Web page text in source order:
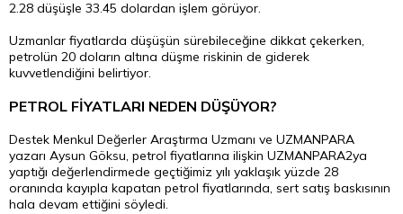
2.28 düşüşle 33.45 dolardan işlem görüyor.
Uzmanlar fiyatlarda düşüşün sürebileceğine dikkat çekerken,
petrolün 20 doların altına düşme riskinin de giderek
kuvvetlendiğini belirtiyor.
PETROL FİYATLARI NEDEN DÜŞÜYOR?
Destek Menkul Değerler Araştırma Uzmanı ve UZMANPARA
yazarı Aysun Göksu, petrol fiyatlarına ilişkin UZMANPARA2ya
yaptığı değerlendirmede geçtiğimiz yılı yaklaşık yüzde 28
oranında kayıpla kapatan petrol fiyatlarında, sert satış baskısının
hala devam ettiğini söyledi.